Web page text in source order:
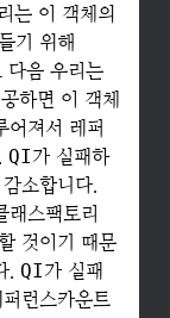
는 이 객체의
기 위해
다음 우리는
하면 이 객체
어져서 레퍼
QI가 실패하
소합니다.
래스팩토리
것이기 때문
. QI가 실패
런스카운트